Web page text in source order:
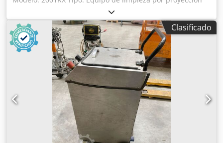
de hielo seco Presión de funcionamiento: hasta 10 bares
Consumo de aire: aprox. 3–6 m³/min Consumo de hielo
seco: 20–80 kg/h Horas de funcionamiento: 481 Clasificado